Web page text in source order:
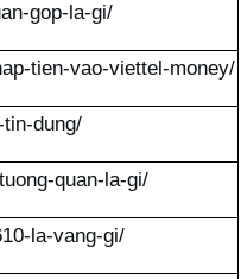
gop-la-gi/
tien-vao-viettel-money/
dung/
quan-la-gi/
la-vang-gi/